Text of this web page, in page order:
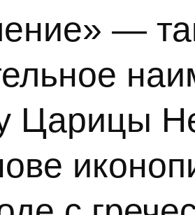
—
Царицы